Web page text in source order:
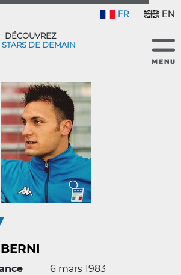
FR EN
DÉCOUVREZ
STARS DE DEMAIN
6 mars 1983